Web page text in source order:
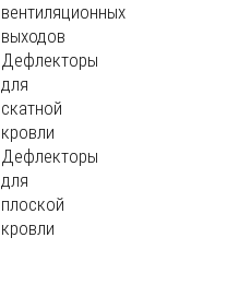
вентиляционных
выходов
Дефлекторы
для
скатной
кровли
Дефлекторы
для
плоской
кровли